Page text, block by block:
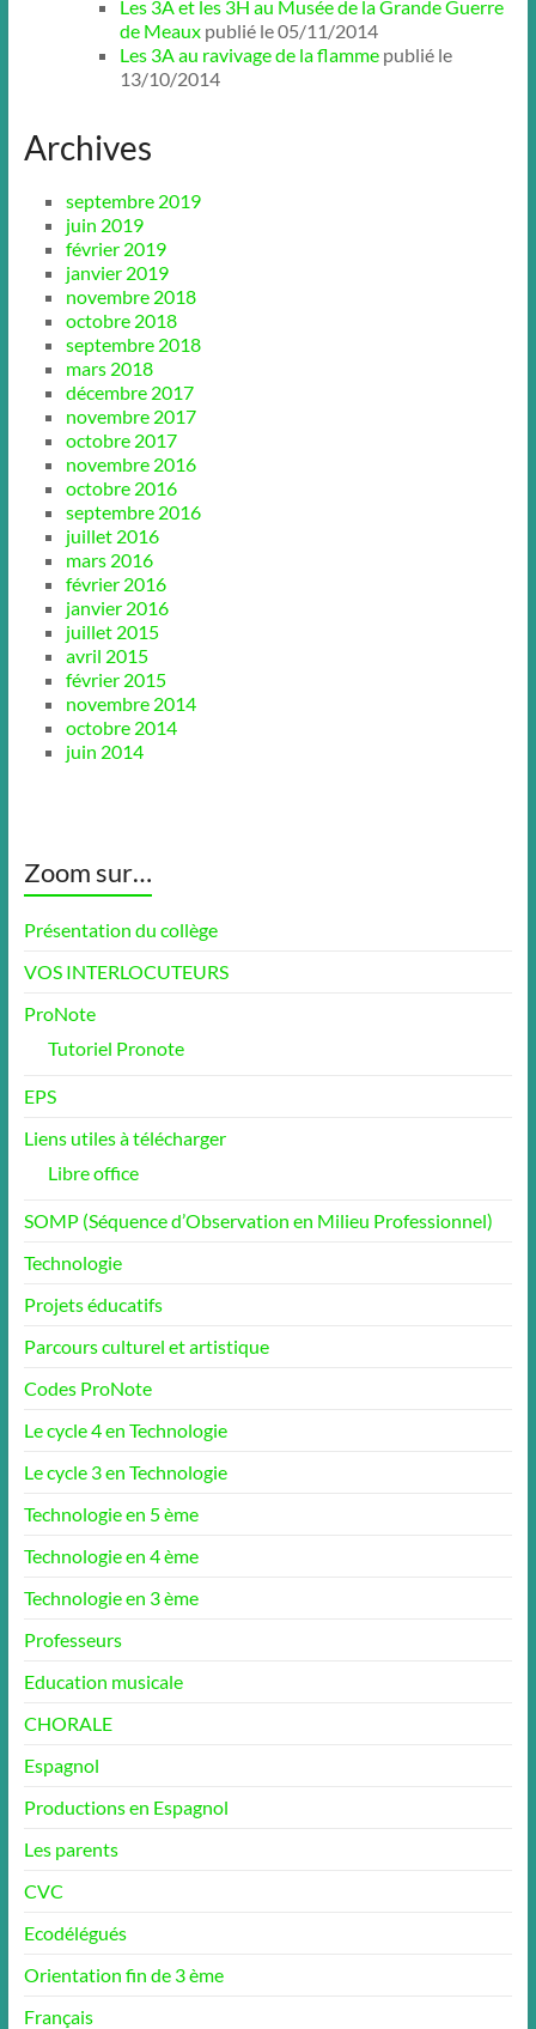
Les 3A et les 3H au Musée de la Grande Guerre
de Meauxpublié le 05/11/2014
Les 3A au ravivage de la flammepublié le
13/10/2014
Archives
septembre 2019
juin 2019
février 2019
janvier 2019
novembre 2018
octobre 2018
septembre 2018
mars 2018
décembre 2017
novembre 2017
octobre 2017
novembre 2016
octobre 2016
septembre 2016
juillet 2016
mars 2016
février 2016
janvier 2016
juillet 2015
avril 2015
février 2015
novembre 2014
octobre 2014
juin 2014
Zoom sur…
Présentation du collège
VOS INTERLOCUTEURS
ProNote
Tutoriel Pronote
EPS
Liens utiles à télécharger
Libre office
SOMP (Séquence d’Observation en Milieu Professionnel)
Technologie
Projets éducatifs
Parcours culturel et artistique
Codes ProNote
Le cycle 4 en Technologie
Le cycle 3 en Technologie
Technologie en 5 ème
Technologie en 4 ème
Technologie en 3 ème
Professeurs
Education musicale
CHORALE
Espagnol
Productions en Espagnol
Les parents
CVC
Ecodélégués
Orientation fin de 3 ème
Français